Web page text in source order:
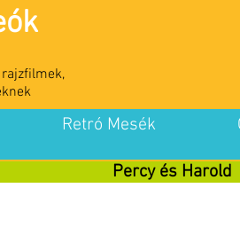
Retró Mesék
Percy és Harold